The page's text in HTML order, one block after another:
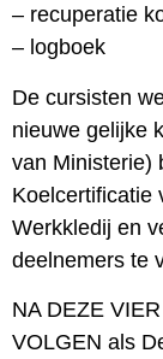
– recuperatie
– logboek
De cursisten
nieuwe gelijke
van Ministerie)
Koelcertificatie
Werkkledij en
deelnemers te
NA DEZE
VOLGEN als